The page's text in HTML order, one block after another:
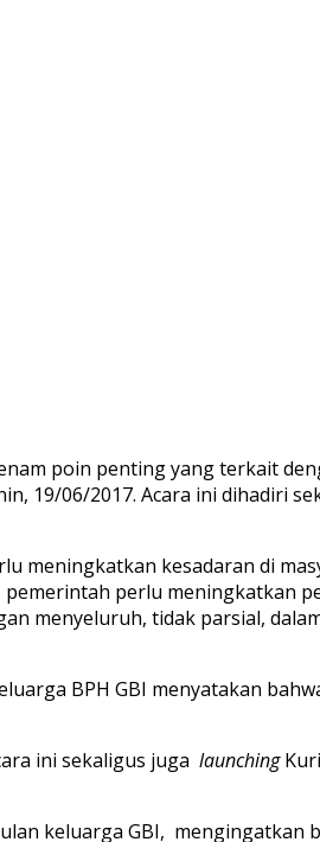
poin penting yang terkait
19/06/2017. Acara ini dihadiri
meningkatkan kesadaran di
perlu meningkatkan
menyeluruh, tidak parsial,
BPH GBI menyatakan
ini sekaligus juga launching
keluarga GBI, mengingatkan